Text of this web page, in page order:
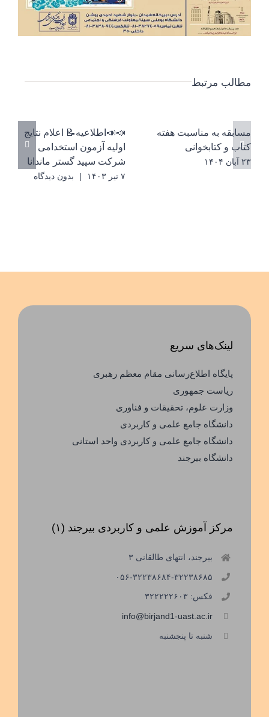
مطالب مرتبط
مسابقه به مناسبت هفته
کتاب و کتابخوانی
۲۳ آبان ۱۴۰۴
📣📣اطلاعیه📝 اعلام نتایج
اولیه آزمون استخدامی
شرکت سپید گستر ماندانا
۷ تیر ۱۴۰۳ | بدون ديدگاه
لینک‌های سریع
پایگاه اطلاع‌رسانی مقام معظم رهبری
ریاست جمهوری
وزارت علوم، تحقیقات و فناوری
دانشگاه جامع علمی و کاربردی
دانشگاه جامع علمی و کاربردی واحد استانی
دانشگاه بیرجند
مرکز آموزش علمی و کاربردی بیرجند (۱)
بیرجند، انتهای طالقانی ۳
۰۵۶-۳۲۲۳۸۶۸۴-۳۲۲۳۸۶۸۵
فکس: ۳۲۲۲۲۲۶۰۳
info@birjand1-uast.ac.ir
شنبه تا پنجشنبه